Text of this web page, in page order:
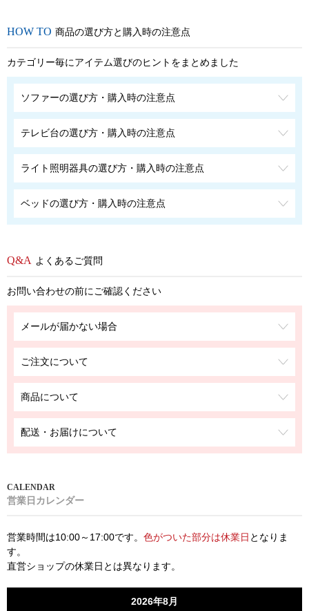
商品の選び方と購入時の注意点
カテゴリー毎にアイテム選びのヒントをまとめました
ソファーの選び方・購入時の注意点
テレビ台の選び方・購入時の注意点
ライト照明器具の選び方・購入時の注意点
ベッドの選び方・購入時の注意点
よくあるご質問
お問い合わせの前にご確認ください
メールが届かない場合
ご注文について
商品について
配送・お届けについて
営業日カレンダー
営業時間は10:00～17:00です。 色がついた部分は休業日 となりま
す。
直営ショップの休業日とは異なります。
2026年8月